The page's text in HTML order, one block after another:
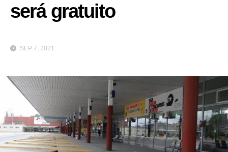
será gratuito
SEP 7, 2021